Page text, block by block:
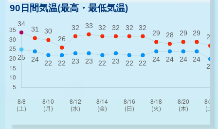
90日間気温(最高・最低気温)